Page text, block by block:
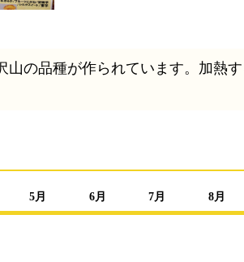
の品種が作られています。加熱
5月 6月 7月 8月